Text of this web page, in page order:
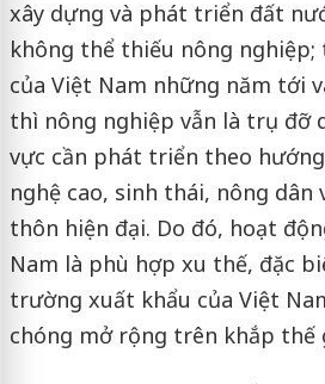
xây dựng và phát triển đất
không thể thiếu nông
của Việt Nam những năm tới
thì nông nghiệp vẫn là trụ đỡ
vực cần phát triển theo
nghệ cao, sinh thái, nông dân
thôn hiện đại. Do đó, hoạt
Nam là phù hợp xu thế, đặc
trường xuất khẩu của Việt
chóng mở rộng trên khắp thế